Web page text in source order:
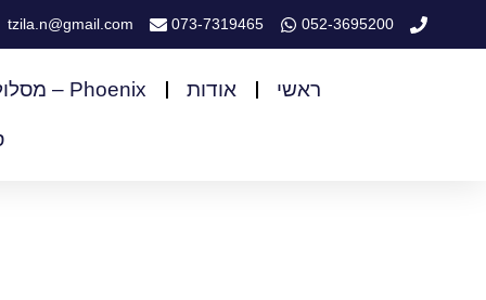
052-3695200
073-7319465
tzila.n@gmail.com
ראשי אודות Phoenix – מסלול לבעלי עסקים